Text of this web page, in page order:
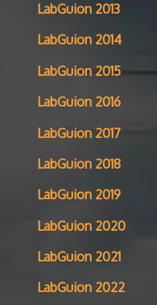
LabGuion 2013
LabGuion 2014
LabGuion 2015
LabGuion 2016
LabGuion 2017
LabGuion 2018
LabGuion 2019
LabGuion 2020
LabGuion 2021
LabGuion 2022